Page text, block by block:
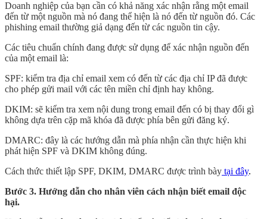
Doanh nghiệp của bạn cần có khả năng xác nhận rằng một email
đến từ một nguồn mà nó đang thể hiện là nó đến từ nguồn đó. Các
phishing email thường giả dạng đến từ các nguồn tin cậy.
Các tiêu chuẩn chính đang được sử dụng để xác nhận nguồn đến
của một email là:
SPF: kiểm tra địa chỉ email xem có đến từ các địa chỉ IP đã được
cho phép gửi mail với các tên miền chỉ định hay không.
DKIM: sẽ kiểm tra xem nội dung trong email đến có bị thay đổi gì
không dựa trên cặp mã khóa đã được phía bên gửi đăng ký.
DMARC: đây là các hướng dẫn mà phía nhận cần thực hiện khi
phát hiện SPF và DKIM không đúng.
Cách thức thiết lập SPF, DKIM, DMARC được trình bày tại đây.
Bước 3. Hướng dẫn cho nhân viên cách nhận biết email độc
hại.